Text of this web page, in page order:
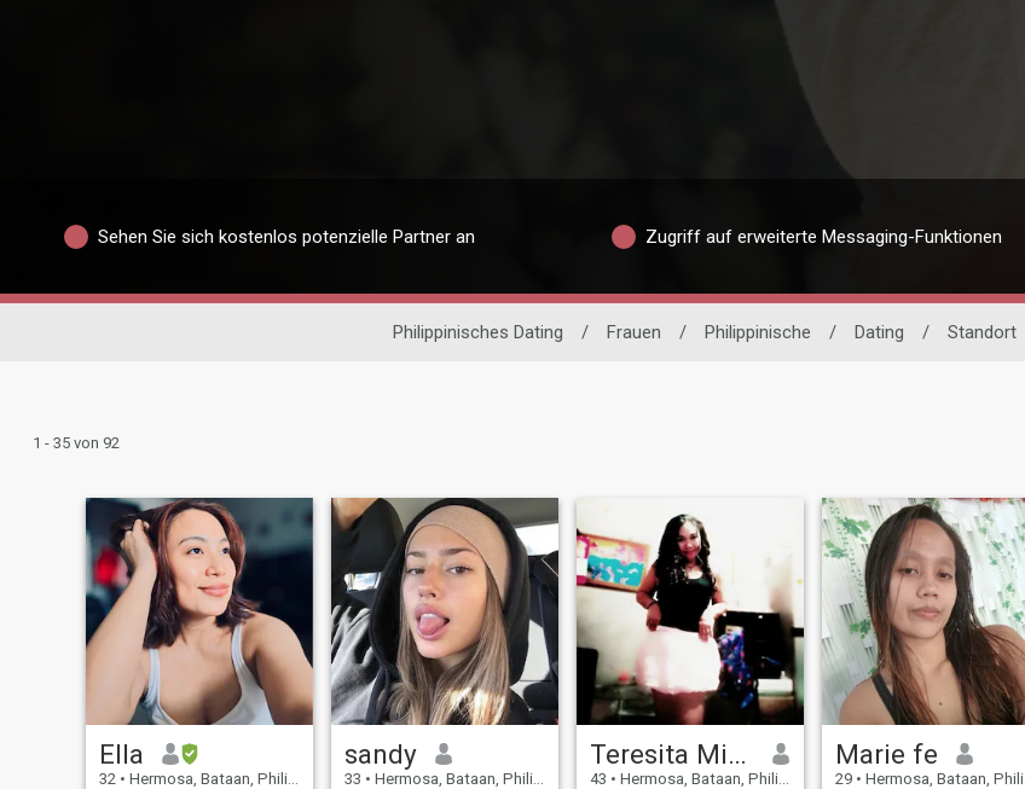
Sehen Sie sich kostenlos potenzielle Partner an Zugriff auf erweiterte Messaging-Funktionen
Philippinisches Dating / Frauen / Philippinische / Dating / Standort
1 - 35 von 92
Ella
32 • Hermosa, Bataan, Philippinen
sandy
33 • Hermosa, Bataan, Philippinen
Teresita Micua
43 • Hermosa, Bataan, Philippinen
Marie fe
29 • Hermosa, Bataan, Philippinen